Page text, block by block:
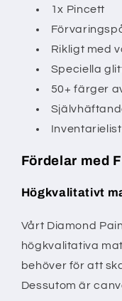
1x Pincett
Rikligt med
Speciella
50+ färger
Fördelar med
Högkvalitativt
Vårt Diamond
högkvalitativa
behöver för att
Dessutom är